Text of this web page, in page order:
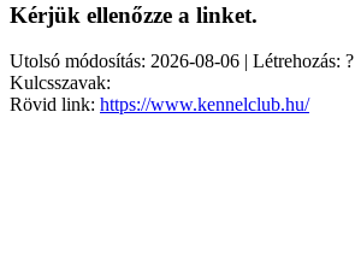
Kérjük ellenőzze a linket.
Utolsó módosítás: 2026-08-06 | Létrehozás: ?
Kulcsszavak:
Rövid link: https://www.kennelclub.hu/